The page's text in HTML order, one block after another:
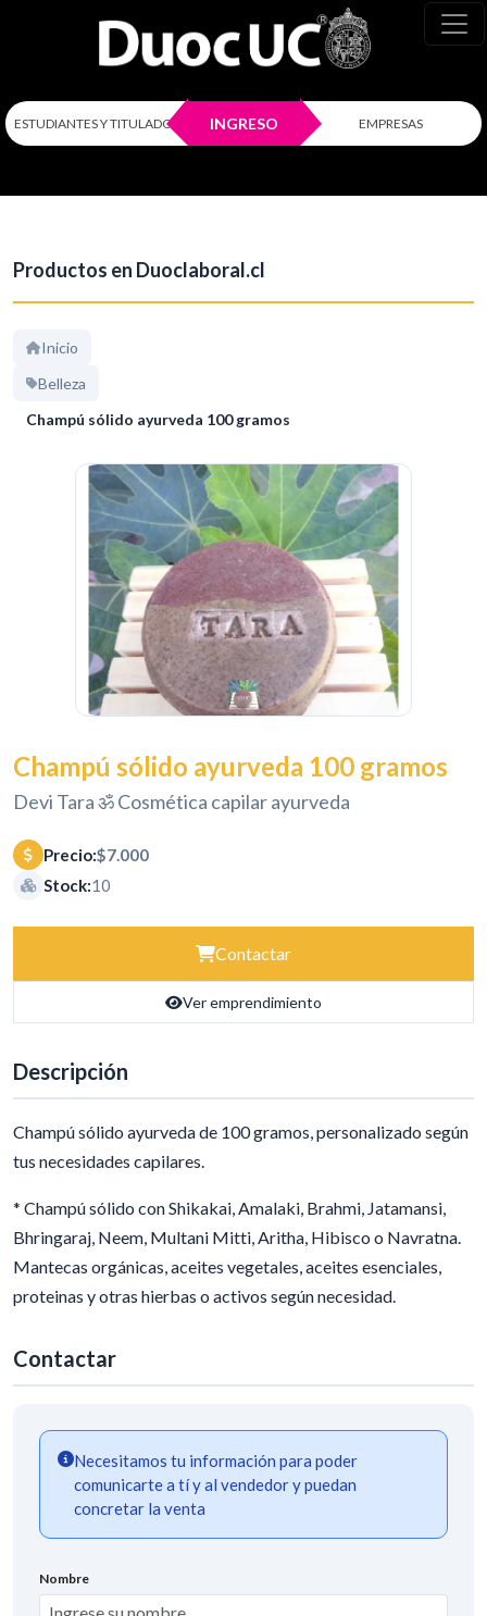
ESTUDIANTES Y TITULADOS INGRESO EMPRESAS
Productos en Duoclaboral.cl
Inicio
Belleza
Champú sólido ayurveda 100 gramos
Champú sólido ayurveda 100 gramos
Devi Tara ॐ Cosmética capilar ayurveda
Precio:$7.000
Stock:10
Contactar
Ver emprendimiento
Descripción
Champú sólido ayurveda de 100 gramos, personalizado según
tus necesidades capilares.
* Champú sólido con Shikakai, Amalaki, Brahmi, Jatamansi,
Bhringaraj, Neem, Multani Mitti, Aritha, Hibisco o Navratna.
Mantecas orgánicas, aceites vegetales, aceites esenciales,
proteinas y otras hierbas o activos según necesidad.
Contactar
Necesitamos tu información para poder
comunicarte a tí y al vendedor y puedan
concretar la venta
Nombre